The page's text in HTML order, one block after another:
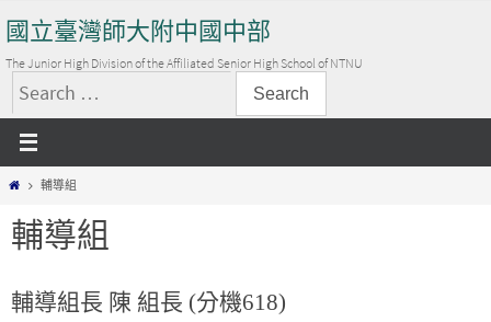
to
content
國立臺灣師大附中國中部
The Junior High Division of the Affiliated Senior High School of NTNU
搜
尋
關
鍵
字:
Home輔導組
輔導組
輔導組長 陳 組長 (分機618)